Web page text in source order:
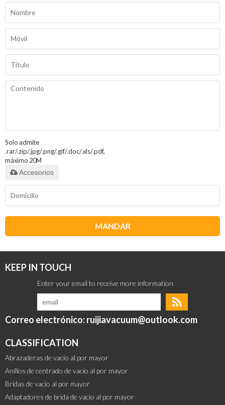
Solo admite
.rar/.zip/.jpg/.png/.gif/.doc/.xls/.pdf,
máximo 20M
Accesorios
MANDAR
KEEP IN TOUCH
Correo electrónico: ruijiavacuum@outlook.com
CLASSIFICATION
Abrazaderas de vacío al por mayor
Anillos de centrado de vacío al por mayor
Bridas de vacío al por mayor
Adaptadores de brida de vacío al por mayor